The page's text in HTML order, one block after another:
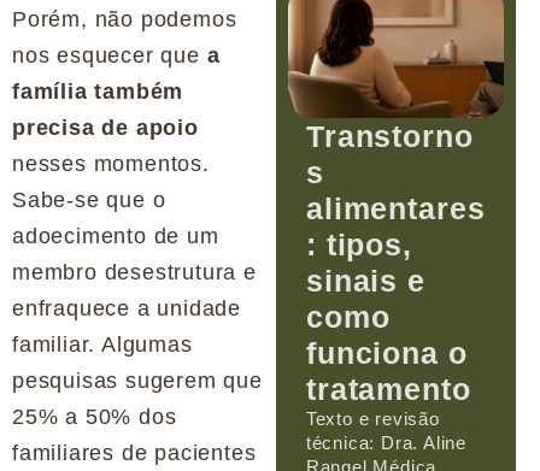
Porém, não podemos
nos esquecer que a
família também
precisa de apoio
nesses momentos.
Sabe-se que o
adoecimento de um
membro desestrutura e
enfraquece a unidade
familiar. Algumas
pesquisas sugerem que
25% a 50% dos
familiares de pacientes
Transtorno
s
alimentares
: tipos,
sinais e
como
funciona o
tratamento
Texto e revisão
técnica: Dra. Aline
Rangel Médica